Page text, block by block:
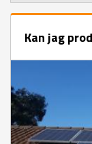
Kan jag